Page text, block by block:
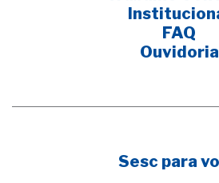
FAQ
Ouvidoria
Sesc para